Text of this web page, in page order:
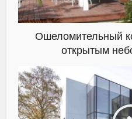
Ошеломительный
открытым